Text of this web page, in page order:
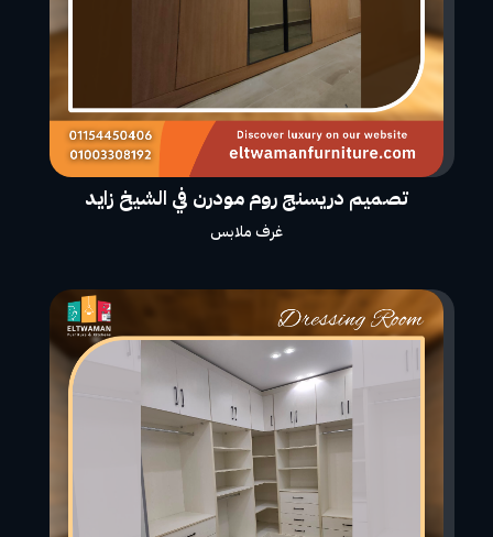
تصميم دريسنج روم مودرن في الشيخ زايد
غرف ملابس